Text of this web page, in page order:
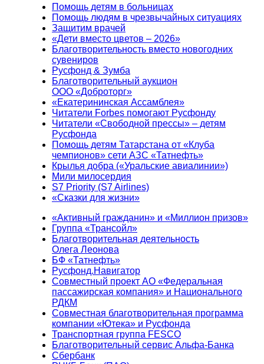
Помощь детям в больницах
Помощь людям в чрезвычайных ситуациях
Защитим врачей
«Дети вместо цветов – 2026»
Благотворительность вместо новогодних
сувениров
Русфонд & Зумба
Благотворительный аукцион
ООО «Доброторг»
«Екатерининская Ассамблея»
Читатели Forbes помогают Русфонду
Читатели «Свободной прессы» – детям
Русфонда
Помощь детям Татарстана от «Клуба
чемпионов» сети АЗС «Татнефть»
Крылья добра («Уральские авиалинии»)
Мили милосердия
S7 Priority (S7 Airlines)
«Сказки для жизни»
«Активный гражданин» и «Миллион призов»
Группа «Трансойл»
Благотворительная деятельность
Олега Леонова
БФ «Татнефть»
Русфонд.Навигатор
Совместный проект АО «Федеральная
пассажирская компания» и Национального
РДКМ
Совместная благотворительная программа
компании «Ютека» и Русфонда
Транспортная группа FESCO
Благотворительный сервис Альфа-Банка
Сбербанк